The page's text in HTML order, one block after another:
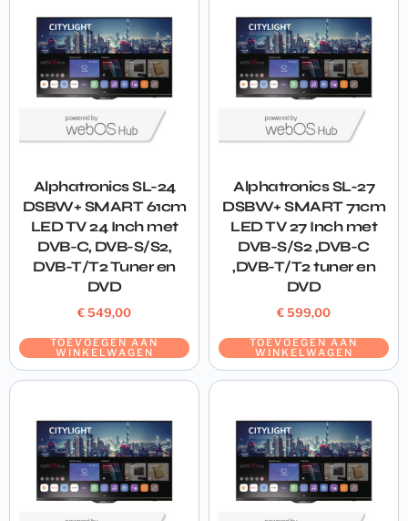
Alphatronics SL-24
DSBW+ SMART 61cm
LED TV 24 Inch met
DVB-C, DVB-S/S2,
DVB-T/T2 Tuner en
DVD
€549,00
TOEVOEGEN AAN
WINKELWAGEN
Alphatronics SL-27
DSBW+ SMART 71cm
LED TV 27 Inch met
DVB-S/S2 ,DVB-C
,DVB-T/T2 tuner en
DVD
€599,00
TOEVOEGEN AAN
WINKELWAGEN